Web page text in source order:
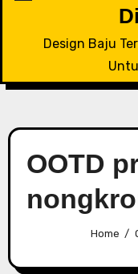
Design Baju
OOTD
Home